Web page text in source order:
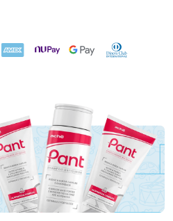
AMEX NuPay Google PayDiners Club